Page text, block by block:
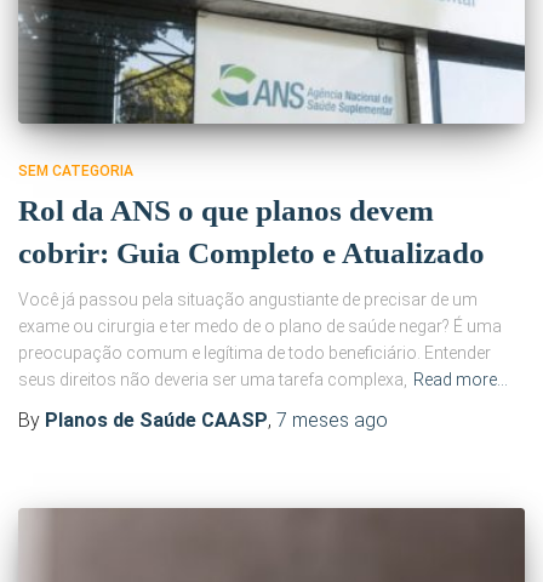
SEM CATEGORIA
Rol da ANS o que planos devem
cobrir: Guia Completo e Atualizado
Você já passou pela situação angustiante de precisar de um
exame ou cirurgia e ter medo de o plano de saúde negar? É uma
preocupação comum e legítima de todo beneficiário. Entender
seus direitos não deveria ser uma tarefa complexa,
Read more…
By Planos de Saúde CAASP, 7 meses ago